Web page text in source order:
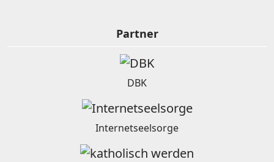
Partner
DBK
Internetseelsorge